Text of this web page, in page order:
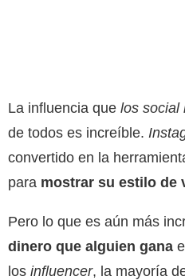
La influencia que los social
de todos es increíble.
convertido en la
para mostrar su estilo de
Pero lo que es aún más
dinero que alguien gana
los influencer, la mayoría